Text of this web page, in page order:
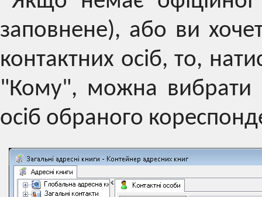
заповнене), або ви
контактних осіб, то,
"Кому", можна вибрати
осіб обраного